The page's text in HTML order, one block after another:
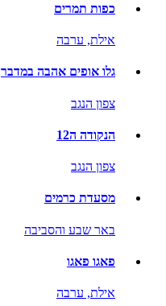
כפות תמרים
אילת, ערבה
גלו אופים אהבה במדבר
צפון הנגב
הנקודה ה12
צפון הנגב
מסעדת כרמים
באר שבע והסביבה
פאגו פאגו
אילת, ערבה